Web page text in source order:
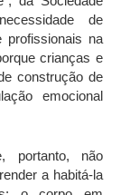
de
profissionais na
crianças e
construção de
emocional
portanto, não
a habitá-la